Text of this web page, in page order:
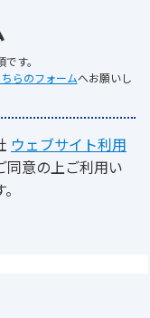
す。
ちらのフォームへお願いし
ウェブサイト利用
同意の上ご利用い